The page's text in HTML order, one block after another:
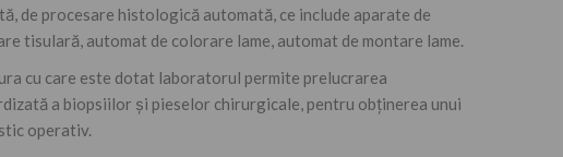
de procesare histologică automată, ce include aparate de
tisulară, automat de colorare lame, automat de montare lame.
cu care este dotat laboratorul permite prelucrarea
a biopsiilor și pieselor chirurgicale, pentru obținerea unui
operativ.